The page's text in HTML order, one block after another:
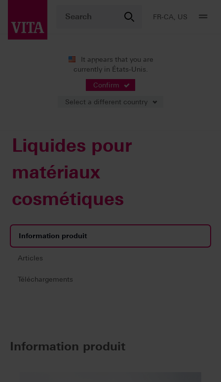
FR-CA, US
It appears that you are
currently in États-Unis.
Confirm
Select a different country
Stratification
Accessoires
Liquides pour matériaux cosmétiques
Liquides pour
matériaux
cosmétiques
Information produit
Articles
Téléchargements
Information produit